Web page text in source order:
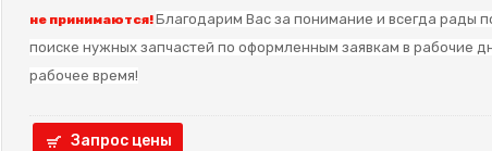
не принимаются!Благодарим Вас за понимание и всегда рады
поиске нужных запчастей по оформленным заявкам в рабочие
рабочее время!
Запрос цены